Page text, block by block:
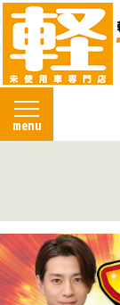
menu